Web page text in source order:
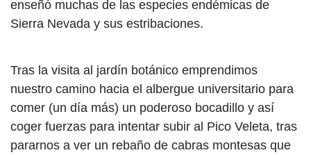
enseñó muchas de las especies endémicas de
Sierra Nevada y sus estribaciones.
Tras la visita al jardín botánico emprendimos
nuestro camino hacia el albergue universitario para
comer (un día más) un poderoso bocadillo y así
coger fuerzas para intentar subir al Pico Veleta, tras
pararnos a ver un rebaño de cabras montesas que